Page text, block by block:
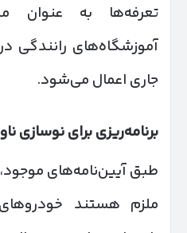
تعرفه‌ها به عنوان
آموزشگاه‌های رانندگی
جاری اعمال می‌شود.
برنامه‌ریزی برای نوسازی
طبق آیین‌نامه‌های
ملزم هستند